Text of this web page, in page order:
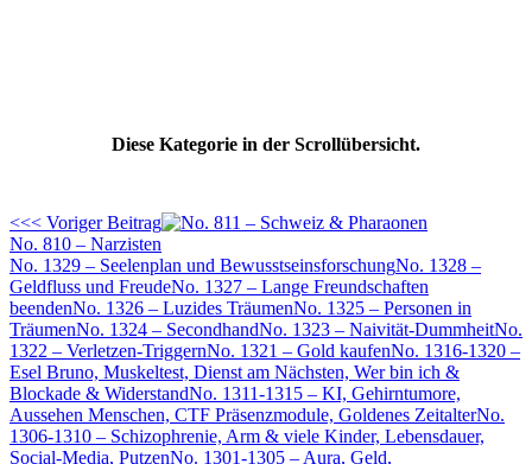
Diese Kategorie in der Scrollübersicht.
<<< Voriger Beitrag
No. 810 – Narzisten
No. 1329 – Seelenplan und BewusstseinsforschungNo. 1328 –
Geldfluss und FreudeNo. 1327 – Lange Freundschaften
beendenNo. 1326 – Luzides TräumenNo. 1325 – Personen in
TräumenNo. 1324 – SecondhandNo. 1323 – Naivität-DummheitNo.
1322 – Verletzen-TriggernNo. 1321 – Gold kaufenNo. 1316-1320 –
Esel Bruno, Muskeltest, Dienst am Nächsten, Wer bin ich &
Blockade & WiderstandNo. 1311-1315 – KI, Gehirntumore,
Aussehen Menschen, CTF Präsenzmodule, Goldenes ZeitalterNo.
1306-1310 – Schizophrenie, Arm & viele Kinder, Lebensdauer,
Social-Media, PutzenNo. 1301-1305 – Aura, Geld,